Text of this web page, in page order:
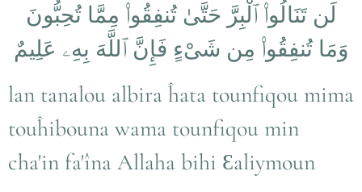
لَن تَنَالُوا۟ ٱلْبِرَّ حَتَّىٰ تُنفِقُوا۟ مِمَّا تُحِبُّونَ
وَمَا تُنفِقُوا۟ مِن شَىْءٍ فَإِنَّ ٱللَّهَ بِهِۦ عَلِيمٌ
lan tanalou albira ĥata tounfiqou mima
touĥibouna wama tounfiqou min
cha'in fa'îna Allaha bihi Ɛaliymoun